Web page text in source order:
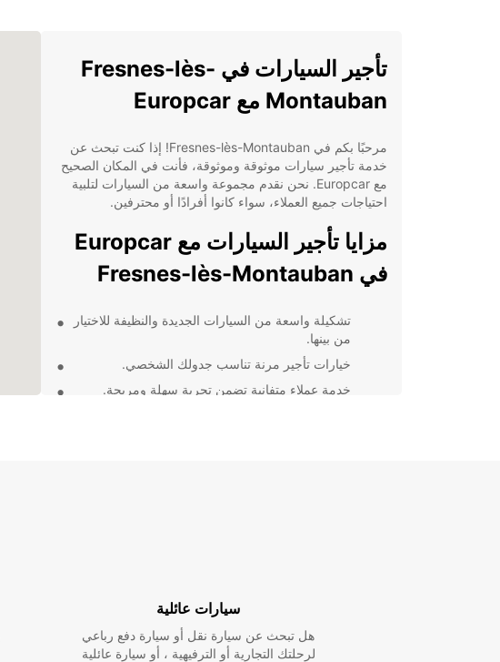
تأجير السيارات في Fresnes-lès-
Montauban مع Europcar
مرحبًا بكم في Fresnes-lès-Montauban! إذا كنت تبحث عن
خدمة تأجير سيارات موثوقة وموثوقة، فأنت في المكان الصحيح
مع Europcar. نحن نقدم مجموعة واسعة من السيارات لتلبية
احتياجات جميع العملاء، سواء كانوا أفرادًا أو محترفين.
مزايا تأجير السيارات مع Europcar
في Fresnes-lès-Montauban
تشكيلة واسعة من السيارات الجديدة والنظيفة للاختيار
من بينها.
خيارات تأجير مرنة تناسب جدولك الشخصي.
خدمة عملاء متفانية تضمن تجربة سهلة ومريحة.
سيارات عائلية
هل تبحث عن سيارة نقل أو سيارة دفع رباعي
لرحلتك التجارية أو الترفيهية ، أو سيارة عائلية